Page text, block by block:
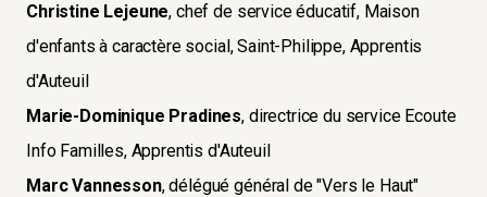
Christine Lejeune, chef de service éducatif, Maison
d'enfants à caractère social, Saint-Philippe, Apprentis
d'Auteuil
Marie-Dominique Pradines, directrice du service Ecoute
Info Familles, Apprentis d'Auteuil
Marc Vannesson, délégué général de "Vers le Haut"